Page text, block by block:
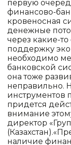
первую
финансово-
кровеносная
денежные
через какие-то
поддержку
необходимо
банковской
она тоже
неправильно.
инструментов
придется
внимание
директор
наличие